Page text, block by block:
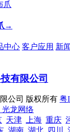
→
中心 客户应用 新
公司 版权所有 粤
光龙网络
天津 上海 重庆